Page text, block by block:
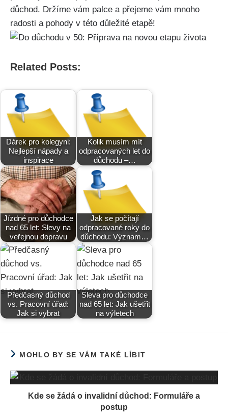
důchod. Držíme vám palce a přejeme vám mnoho
radosti a pohody v této důležité etapě!
Related Posts:
Dárek pro kolegyni:
Nejlepší nápady a
inspirace
Kolik musím mít
odpracovaných let do
důchodu –…
Jízdné pro důchodce
nad 65 let: Slevy na
veřejnou dopravu
Jak se počítají
odpracované roky do
důchodu: Význam…
Předčasný důchod
vs. Pracovní úřad:
Jak si vybrat
Sleva pro důchodce
nad 65 let: Jak ušetřit
na výletech
MOHLO BY SE VÁM TAKÉ LÍBIT
Kde se žádá o invalidní důchod: Formuláře a
postup